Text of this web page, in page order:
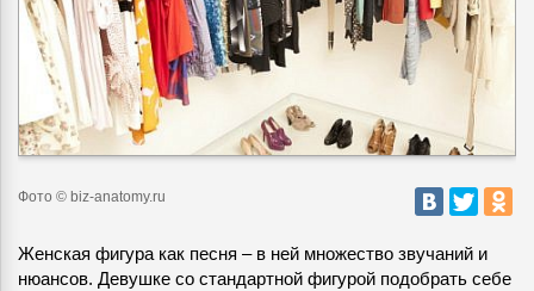
Фото © biz-anatomy.ru
Женская фигура как песня – в ней множество звучаний и
нюансов. Девушке со стандартной фигурой подобрать себе